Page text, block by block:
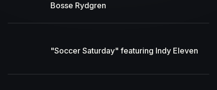
Bosse Rydgren
"Soccer Saturday" featuring Indy Eleven